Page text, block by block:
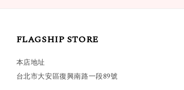
FLAGSHIP STORE
本店地址
台北市大安區復興南路一段89號